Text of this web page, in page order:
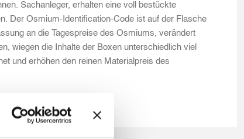
Sachanleger, erhalten eine voll bestückte
Der Osmium-Identification-Code ist auf der Flasche
an die Tagespreise des Osmiums, verändert
wiegen die Inhalte der Boxen unterschiedlich viel
und erhöhen den reinen Materialpreis des